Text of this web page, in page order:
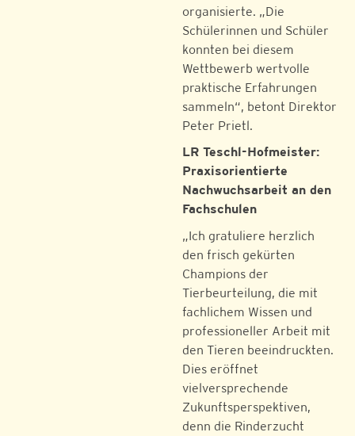
organisierte. „Die
Schülerinnen und Schüler
konnten bei diesem
Wettbewerb wertvolle
praktische Erfahrungen
sammeln“, betont Direktor
Peter Prietl.
LR Teschl-Hofmeister:
Praxisorientierte
Nachwuchsarbeit an den
Fachschulen
„Ich gratuliere herzlich
den frisch gekürten
Champions der
Tierbeurteilung, die mit
fachlichem Wissen und
professioneller Arbeit mit
den Tieren beeindruckten.
Dies eröffnet
vielversprechende
Zukunftsperspektiven,
denn die Rinderzucht